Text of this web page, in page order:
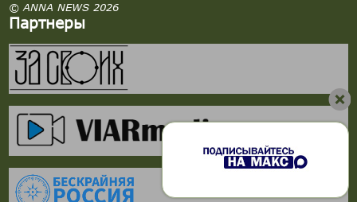
© ANNA NEWS 2026
Партнеры